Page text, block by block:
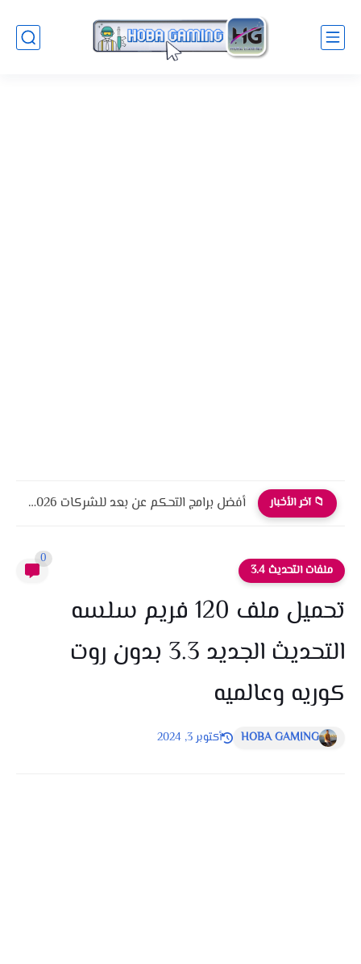
📁 آخر الأخبار أفضل برامج التحكم عن بعد للشركات 2026 أمان، أداء، واحترافية
ملفات التحديث 3.4
0
تحميل ملف 120 فريم سلسه
التحديث الجديد 3.3 بدون روت
كوريه وعالميه
HOBA GAMING أكتوبر 3, 2024